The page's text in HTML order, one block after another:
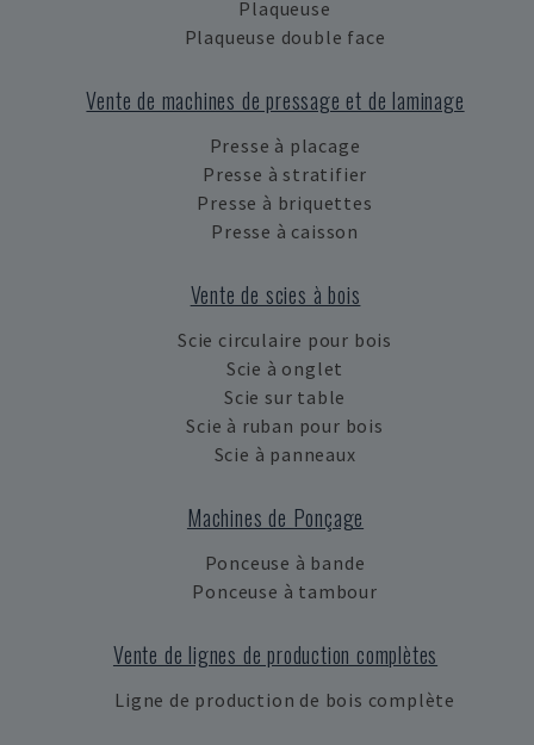
Plaqueuse
Plaqueuse double face
Vente de machines de pressage et de laminage
Presse à placage
Presse à stratifier
Presse à briquettes
Presse à caisson
Vente de scies à bois
Scie circulaire pour bois
Scie à onglet
Scie sur table
Scie à ruban pour bois
Scie à panneaux
Machines de Ponçage
Ponceuse à bande
Ponceuse à tambour
Vente de lignes de production complètes
Ligne de production de bois complète